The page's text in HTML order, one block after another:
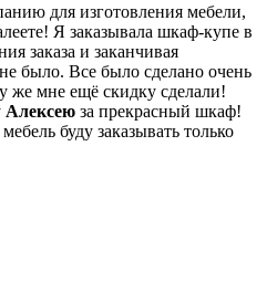
для изготовления мебели,
Я заказывала шкаф-купе в
заказа и заканчивая
было. Все было сделано очень
же мне ещё скидку сделали!
Алексею за прекрасный шкаф!
буду заказывать только